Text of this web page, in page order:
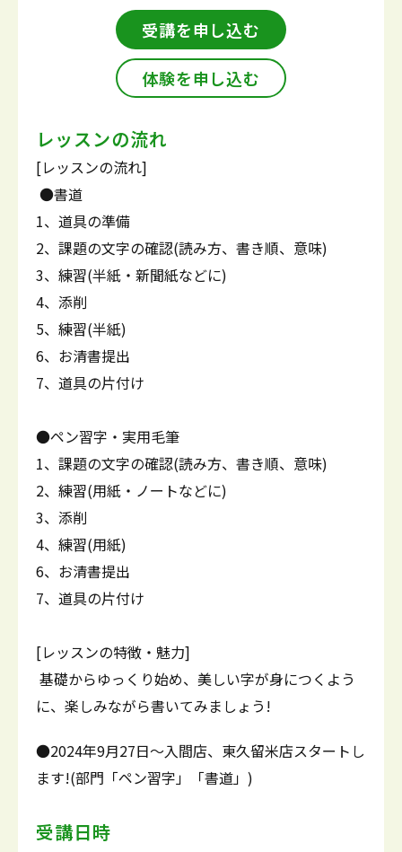
受講を申し込む
体験を申し込む
レッスンの流れ
[レッスンの流れ]
●書道
1、道具の準備
2、課題の文字の確認(読み方、書き順、意味)
3、練習(半紙・新聞紙などに)
4、添削
5、練習(半紙)
6、お清書提出
7、道具の片付け
●ペン習字・実用毛筆
1、課題の文字の確認(読み方、書き順、意味)
2、練習(用紙・ノートなどに)
3、添削
4、練習(用紙)
6、お清書提出
7、道具の片付け
[レッスンの特徴・魅力]
基礎からゆっくり始め、美しい字が身につくよう
に、楽しみながら書いてみましょう!
●2024年9月27日～入間店、東久留米店スタートし
ます!(部門「ペン習字」「書道」)
受講日時